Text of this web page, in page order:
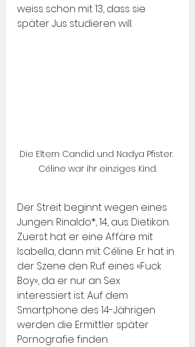
weiss schon mit 13, dass sie
später Jus studieren will.
Die Eltern Candid und Nadya Pfister.
Céline war ihr einziges Kind.
Der Streit beginnt wegen eines
Jungen: Rinaldo*, 14, aus Dietikon.
Zuerst hat er eine Affäre mit
Isabella, dann mit Céline. Er hat in
der Szene den Ruf eines «Fuck
Boy», da er nur an Sex
interessiert ist. Auf dem
Smartphone des 14-Jährigen
werden die Ermittler später
Pornografie finden.